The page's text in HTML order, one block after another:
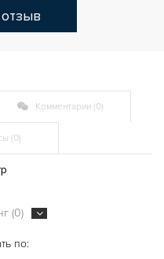
Комментарии (0)
(0)
(0)
по: